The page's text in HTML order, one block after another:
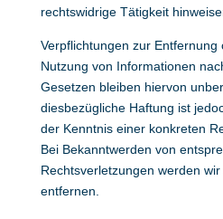
rechtswidrige Tätigkeit
Verpflichtungen zur
Nutzung von Informationen
Gesetzen bleiben hiervon
diesbezügliche Haftung ist
der Kenntnis einer konkreten
Bei Bekanntwerden von
Rechtsverletzungen werden
entfernen.